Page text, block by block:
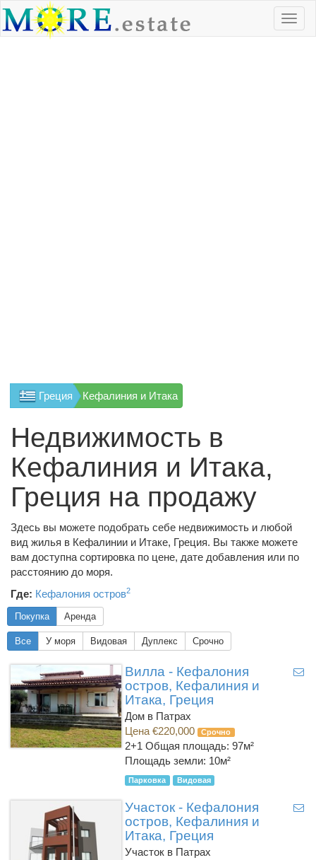
Греция Кефалиния и Итака
Недвижимость в
Кефалиния и Итака,
Греция на продажу
Здесь вы можете подобрать себе недвижимость и любой
вид жилья в Кефалинии и Итаке, Греция. Вы также можете
вам доступна сортировка по цене, дате добавления или по
расстоянию до моря.
Где: Кефалония остров2
Покупка Аренда
Все У моря Видовая Дуплекс Срочно
Вилла - Кефалония
остров, Кефалиния и
Итака, Греция
Дом в Патрах
Цена €220,000
Срочно
2+1 Общая площадь: 97м²
Площадь земли: 10м²
Парковка Видовая
Участок - Кефалония
остров, Кефалиния и
Итака, Греция
Участок в Патрах